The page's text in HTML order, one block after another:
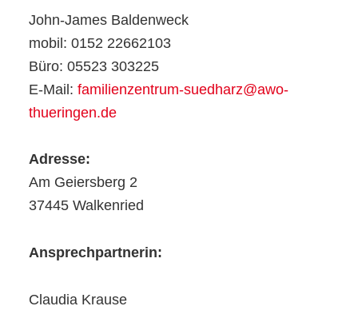
John-James Baldenweck
mobil: 0152 22662103
Büro: 05523 303225
E-Mail: familienzentrum-suedharz@awo-
thueringen.de
Adresse:
Am Geiersberg 2
37445 Walkenried
Ansprechpartnerin:
Claudia Krause